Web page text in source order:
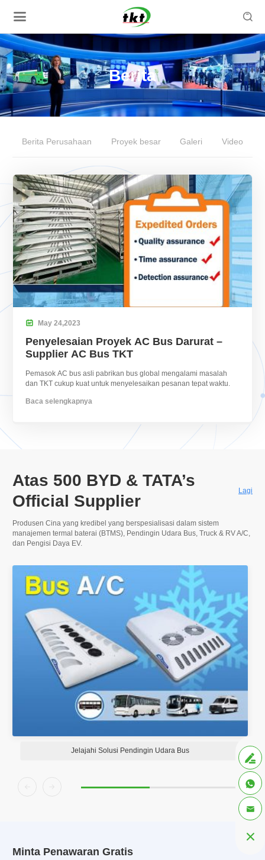

Berita
Berita Perusahaan Proyek besar Galeri Video
 May 24,2023
Penyelesaian Proyek AC Bus Darurat –
Supplier AC Bus TKT
Pemasok AC bus asli pabrikan bus global mengalami masalah
dan TKT cukup kuat untuk menyelesaikan pesanan tepat waktu.
Baca selengkapnya
Atas 500 BYD & TATA’s
Official Supplier
Lagi
Produsen Cina yang kredibel yang berspesialisasi dalam sistem
manajemen termal baterai (BTMS), Pendingin Udara Bus, Truck & RV A/C,
dan Pengisi Daya EV.
Jelajahi Solusi Pendingin Udara Bus




Minta Penawaran Gratis